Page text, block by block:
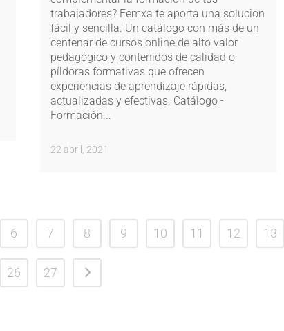
trabajadores? Femxa te aporta una solución
fácil y sencilla. Un catálogo con más de un
centenar de cursos online de alto valor
pedagógico y contenidos de calidad o
píldoras formativas que ofrecen
experiencias de aprendizaje rápidas,
actualizadas y efectivas. Catálogo -
Formación...
22 abril, 2021
6 7 8 9 10 11 12 13
26 27